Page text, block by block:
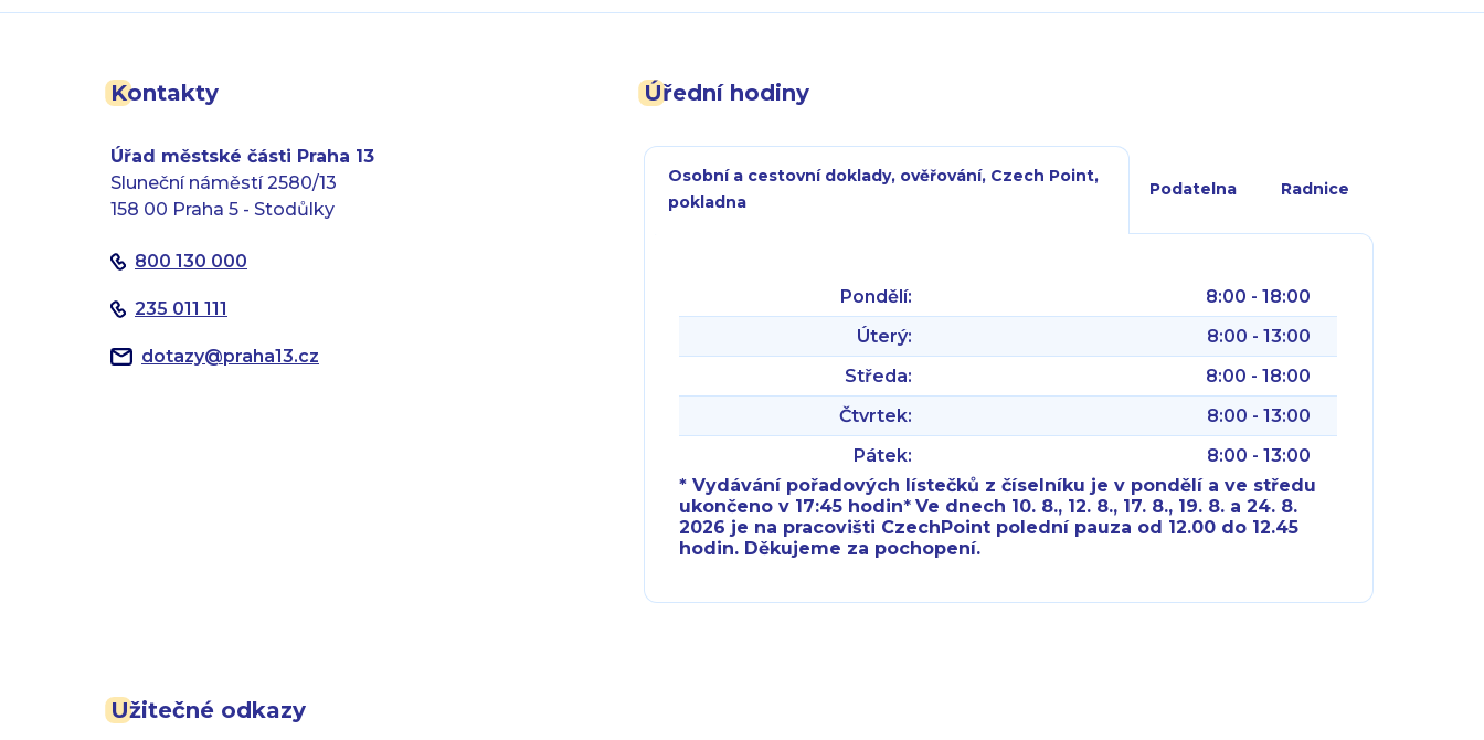
Kontakty
Úřad městské části Praha 13
Sluneční náměstí 2580/13
158 00 Praha 5 - Stodůlky
800 130 000
235 011 111
dotazy@praha13.cz
Užitečné odkazy
Úřední hodiny
Osobní a cestovní doklady, ověřování, Czech Point,
pokladna
Podatelna Radnice
Pondělí:
8:00 - 18:00
Úterý:
8:00 - 13:00
Středa:
8:00 - 18:00
Čtvrtek:
8:00 - 13:00
Pátek:
8:00 - 13:00
* Vydávání pořadových lístečků z číselníku je v pondělí a ve středu
ukončeno v 17:45 hodin*Ve dnech 10. 8., 12. 8., 17. 8., 19. 8. a 24. 8.
2026 je na pracovišti CzechPoint polední pauza od 12.00 do 12.45
hodin. Děkujeme za pochopení.